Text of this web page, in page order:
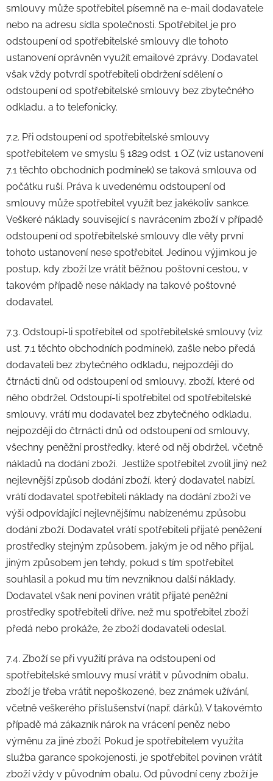
smlouvy může spotřebitel písemně na e-mail dodavatele
nebo na adresu sídla společnosti. Spotřebitel je pro
odstoupení od spotřebitelské smlouvy dle tohoto
ustanovení oprávněn využít emailové zprávy. Dodavatel
však vždy potvrdí spotřebiteli obdržení sdělení o
odstoupení od spotřebitelské smlouvy bez zbytečného
odkladu, a to telefonicky.
7.2. Při odstoupení od spotřebitelské smlouvy
spotřebitelem ve smyslu § 1829 odst. 1 OZ (viz ustanovení
7.1 těchto obchodních podmínek) se taková smlouva od
počátku ruší. Práva k uvedenému odstoupení od
smlouvy může spotřebitel využít bez jakékoliv sankce.
Veškeré náklady související s navrácením zboží v případě
odstoupení od spotřebitelské smlouvy dle věty první
tohoto ustanovení nese spotřebitel. Jedinou výjimkou je
postup, kdy zboží lze vrátit běžnou poštovní cestou, v
takovém případě nese náklady na takové poštovné
dodavatel.
7.3. Odstoupí-li spotřebitel od spotřebitelské smlouvy (viz
ust. 7.1 těchto obchodních podmínek), zašle nebo předá
dodavateli bez zbytečného odkladu, nejpozději do
čtrnácti dnů od odstoupení od smlouvy, zboží, které od
něho obdržel. Odstoupí-li spotřebitel od spotřebitelské
smlouvy, vrátí mu dodavatel bez zbytečného odkladu,
nejpozději do čtrnácti dnů od odstoupení od smlouvy,
všechny peněžní prostředky, které od něj obdržel, včetně
nákladů na dodání zboží. Jestliže spotřebitel zvolil jiný než
nejlevnější způsob dodání zboží, který dodavatel nabízí,
vrátí dodavatel spotřebiteli náklady na dodání zboží ve
výši odpovídající nejlevnějšímu nabízenému způsobu
dodání zboží. Dodavatel vrátí spotřebiteli přijaté peněžení
prostředky stejným způsobem, jakým je od něho přijal,
jiným způsobem jen tehdy, pokud s tím spotřebitel
souhlasil a pokud mu tím nevzniknou další náklady.
Dodavatel však není povinen vrátit přijaté peněžní
prostředky spotřebiteli dříve, než mu spotřebitel zboží
předá nebo prokáže, že zboží dodavateli odeslal.
7.4. Zboží se při využití práva na odstoupení od
spotřebitelské smlouvy musí vrátit v původním obalu,
zboží je třeba vrátit nepoškozené, bez známek užívání,
včetně veškerého příslušenství (např. dárků). V takovémto
případě má zákazník nárok na vrácení peněz nebo
výměnu za jiné zboží. Pokud je spotřebitelem využita
služba garance spokojenosti, je spotřebitel povinen vrátit
zboží vždy v původním obalu. Od původní ceny zboží je